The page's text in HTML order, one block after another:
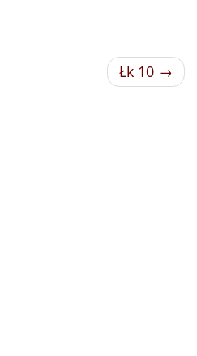
Łk 10 →